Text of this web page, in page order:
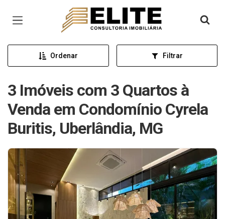
Página inicial
Ordenar Filtrar
3 Imóveis com 3 Quartos à
Venda em Condomínio Cyrela
Buritis, Uberlândia, MG